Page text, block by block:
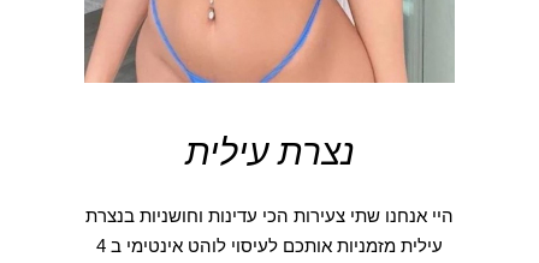
נצרת עילית
היי אנחנו שתי צעירות הכי עדינות וחושניות בנצרת
עילית מזמניות אותכם לעיסוי לוהט אינטימי ב 4